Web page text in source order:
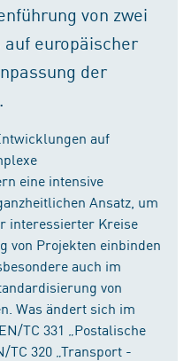
von zwei
europäischer
der
auf
eine intensive
Ansatz, um
interessierter Kreise
von Projekten einbinden
auch im
von
Was ändert sich im
TC 331 „Postalische
TC 320 „Transport -